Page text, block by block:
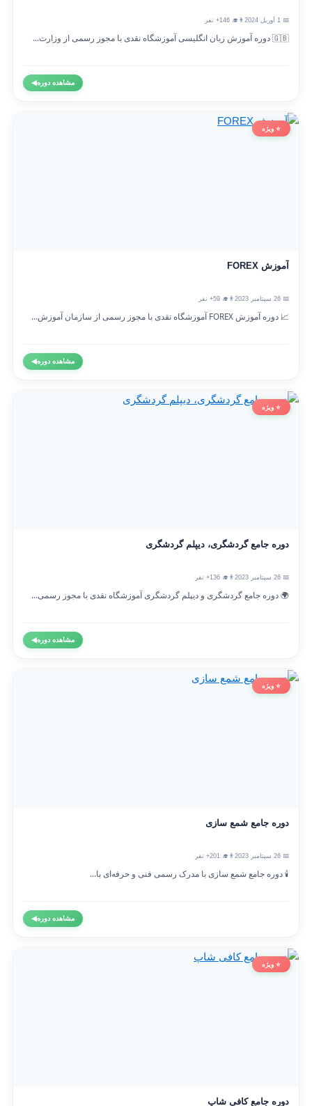
👨‍🎓 146+ نفر
🇬🇧 دوره آموزش زبان انگلیسی آموزشگاه نقدی با مجوز رسمی از وزارت...
مشاهده دوره◀
⭐ ویژه
آموزش FOREX
👨‍🎓 59+ نفر
📈 دوره آموزش FOREX آموزشگاه نقدی با مجوز رسمی از سازمان آموزش...
مشاهده دوره◀
⭐ ویژه
دوره جامع گردشگری، دیپلم گردشگری
👨‍🎓 136+ نفر
🌍 دوره جامع گردشگری و دیپلم گردشگری آموزشگاه نقدی با مجوز رسمی...
مشاهده دوره◀
⭐ ویژه
دوره جامع شمع سازی
👨‍🎓 201+ نفر
🕯️ دوره جامع شمع سازی با مدرک رسمی فنی و حرفه‌ای با...
مشاهده دوره◀
⭐ ویژه
دوره جامع کافی شاپ